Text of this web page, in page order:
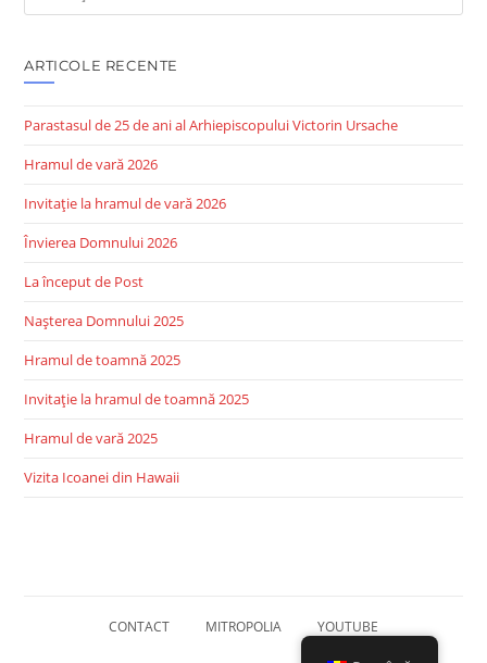
this
ARTICOLE RECENTE
Parastasul de 25 de ani al Arhiepiscopului Victorin Ursache
Hramul de vară 2026
Invitație la hramul de vară 2026
Învierea Domnului 2026
La început de Post
Nașterea Domnului 2025
Hramul de toamnă 2025
Invitație la hramul de toamnă 2025
Hramul de vară 2025
Vizita Icoanei din Hawaii
CONTACT MITROPOLIA YOUTUBE